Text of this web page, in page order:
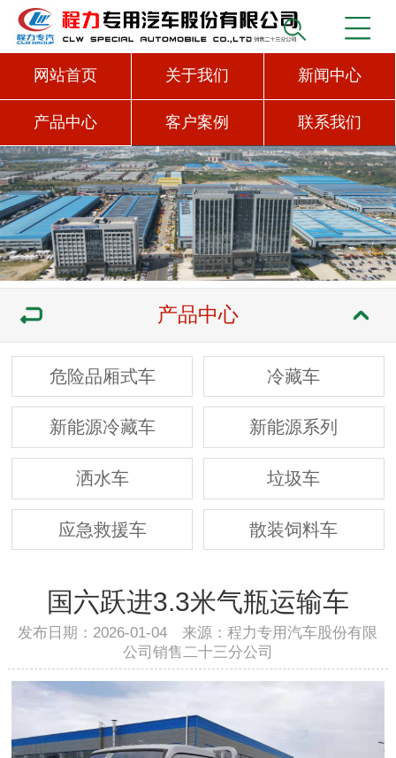
网站首页 关于我们 新闻中心
产品中心 客户案例 联系我们
产品中心
危险品厢式车 冷藏车
新能源冷藏车 新能源系列
洒水车 垃圾车
应急救援车 散装饲料车
国六跃进3.3米气瓶运输车
发布日期：2026-01-04 来源：程力专用汽车股份有限
公司销售二十三分公司